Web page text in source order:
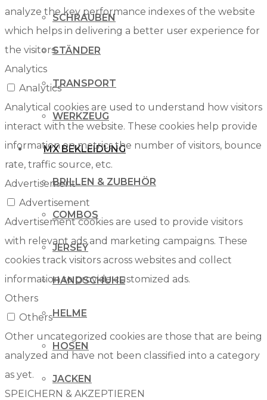
SCHRAUBEN
STÄNDER
TRANSPORT
WERKZEUG
MX BEKLEIDUNG
BRILLEN & ZUBEHÖR
COMBOS
JERSEY
HANDSCHUHE
HELME
HOSEN
JACKEN
analyze the key performance indexes of the website
which helps in delivering a better user experience for
the visitors.
Analytics
Analytics
Analytical cookies are used to understand how visitors
interact with the website. These cookies help provide
information on metrics the number of visitors, bounce
rate, traffic source, etc.
Advertisement
Advertisement
Advertisement cookies are used to provide visitors
with relevant ads and marketing campaigns. These
cookies track visitors across websites and collect
information to provide customized ads.
Others
Others
Other uncategorized cookies are those that are being
analyzed and have not been classified into a category
as yet.
SPEICHERN & AKZEPTIEREN